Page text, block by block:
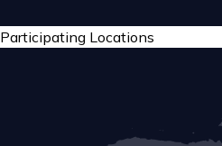
Participating Locations